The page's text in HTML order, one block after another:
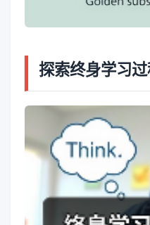
探索终身学习